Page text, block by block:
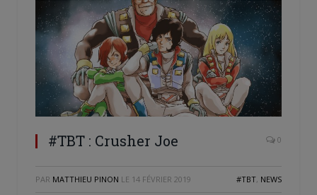
#TBT : Crusher Joe 0
PAR MATTHIEU PINON LE 14 FÉVRIER 2019 #TBT, NEWS